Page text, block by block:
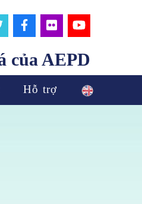
của AEPD
Hỗ trợ